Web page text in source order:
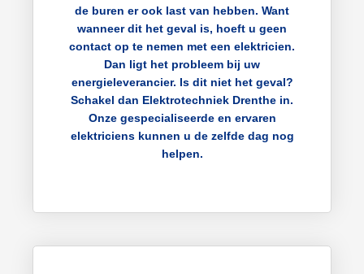
de buren er ook last van hebben. Want
wanneer dit het geval is, hoeft u geen
contact op te nemen met een elektricien.
Dan ligt het probleem bij uw
energieleverancier. Is dit niet het geval?
Schakel dan Elektrotechniek Drenthe in.
Onze gespecialiseerde en ervaren
elektriciens kunnen u de zelfde dag nog
helpen.